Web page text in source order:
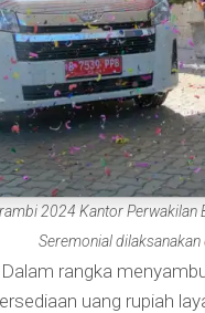
2024 Kantor Perwakilan
Seremonial dilaksanakan
rangka
uang rupiah